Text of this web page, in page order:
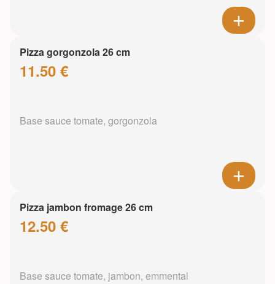
Pizza gorgonzola 26 cm
11.50 €
Base sauce tomate, gorgonzola
Pizza jambon fromage 26 cm
12.50 €
Base sauce tomate, jambon, emmental